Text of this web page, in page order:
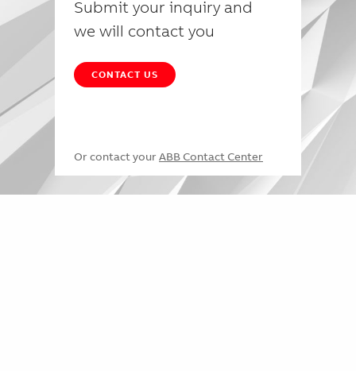
Submit your inquiry and
we will contact you
CONTACT US
Or contact your ABB Contact Center